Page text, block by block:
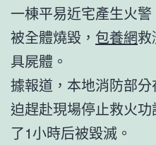
一棟平易近宅產生火
被全體燒毀， 包養網
具屍體。
據報道，本地消防部
迫趕赴現場停止救火
了1小時后被毀滅。